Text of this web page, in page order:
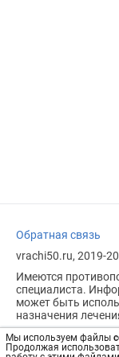
Мы используем файлы
Продолжая
Обратная связь
vrachi50.ru, 2019-
Имеются
специалиста.
может быть
назначения
Возрастное